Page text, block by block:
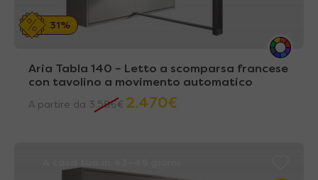
31%
Aria Tabla 140 – Letto a scomparsa francese
con tavolino a movimento automatico
A partire da 3.586€ 2.470€